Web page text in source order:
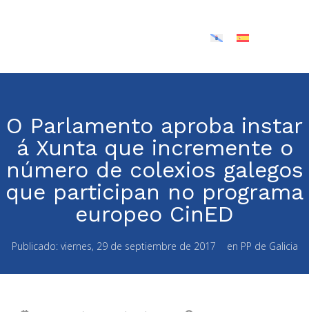
O Parlamento aproba instar
á Xunta que incremente o
número de colexios galegos
que participan no programa
europeo CinED
Publicado: viernes, 29 de septiembre de 2017 en PP de Galicia